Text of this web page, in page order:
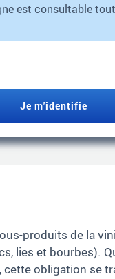
est consultable
Je m'identifie
produits de la
lies et bourbes).
cette obligation se